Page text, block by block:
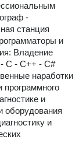
-
станция
и
Владение
C - C++ - C#
наработки
программного
и
оборудования
и